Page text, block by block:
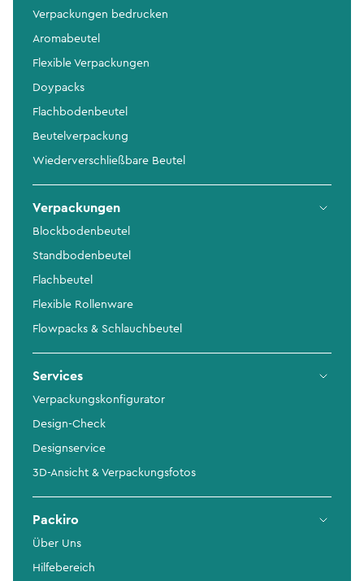
Verpackungen bedrucken
Aromabeutel
Flexible Verpackungen
Doypacks
Flachbodenbeutel
Beutelverpackung
Wiederverschließbare Beutel
Verpackungen
Blockbodenbeutel
Standbodenbeutel
Flachbeutel
Flexible Rollenware
Flowpacks & Schlauchbeutel
Services
Verpackungskonfigurator
Design-Check
Designservice
3D-Ansicht & Verpackungsfotos
Packiro
Über Uns
Hilfebereich